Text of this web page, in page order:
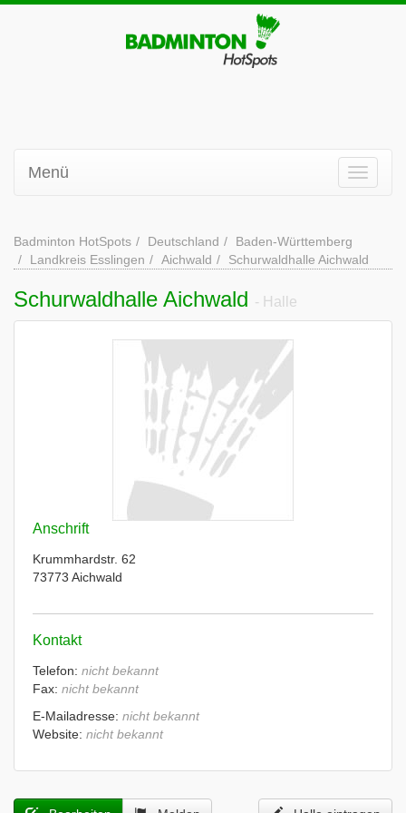
Menü
Badminton HotSpots Deutschland
Baden-Württemberg
Landkreis Esslingen
Aichwald Schurwaldhalle Aichwald
Schurwaldhalle Aichwald - Halle
Anschrift
Krummhardstr. 62
73773 Aichwald
Kontakt
Telefon: nicht bekannt
Fax: nicht bekannt
E-Mailadresse: nicht bekannt
Website: nicht bekannt